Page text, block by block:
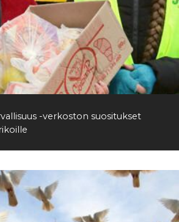
Etsi
-verkoston suositukset